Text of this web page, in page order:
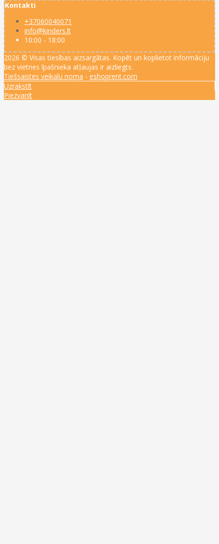
Kontakti
+37060040071
info@kinders.lt
10:00 - 18:00
2026 © Visas tiesības aizsargātas. Kopēt un koplietot informāciju
bez vietnes īpašnieka atļaujas ir aizliegts.
Tiešsaistes veikalu noma - eshoprent.com
Uzrakstīt
Piezvanīt